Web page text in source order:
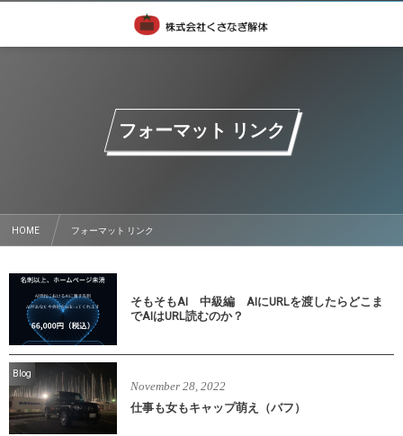
フォーマット リンク
HOME フォーマット リンク
そもそもAI 中級編 AIにURLを渡したらどこま
でAIはURL読むのか？
Blog
November 28, 2022
仕事も女もキャップ萌え（バフ）